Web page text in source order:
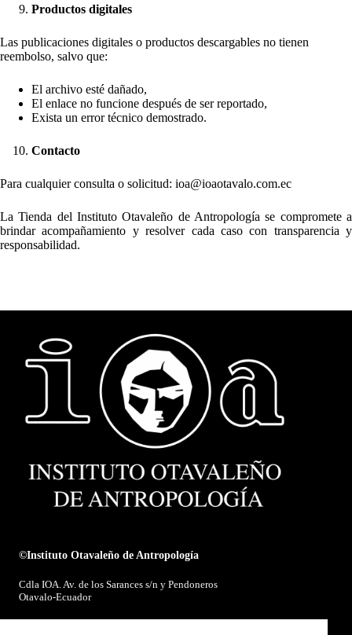
Productos digitales
Las publicaciones digitales o productos descargables no tienen
reembolso, salvo que:
El archivo esté dañado,
El enlace no funcione después de ser reportado,
Exista un error técnico demostrado.
Contacto
Para cualquier consulta o solicitud: ioa@ioaotavalo.com.ec
La Tienda del Instituto Otavaleño de Antropología se compromete a
brindar acompañamiento y resolver cada caso con transparencia y
responsabilidad.
©Instituto Otavaleño de Antropología
Cdla IOA. Av. de los Sarances s/n y Pendoneros
Otavalo-Ecuador